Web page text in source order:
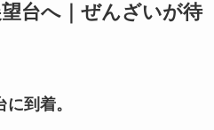
台へ｜ぜんざいが待
到着。